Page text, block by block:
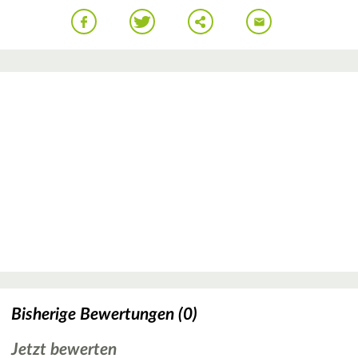
Bisherige Bewertungen (0)
Jetzt bewerten